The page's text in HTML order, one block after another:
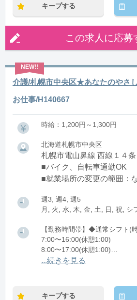
キープする
この求人に応募
介護/札幌市中央区★あなたのやさ
お仕事/H140667
時給：1,200円～1,300円
北海道札幌市中央区
札幌市電山鼻線 西線１４
■バイク、自転車通勤OK
■就業場所の変更の範囲：
週3, 週4, 週5
月, 火, 水, 木, 金, 土, 日, 祝, シ
【勤務時間帯】◆通常シフト(
7:00〜16:00(休憩1:00)
8:00〜17:00(休憩1:00)
12:00〜21:00(休憩1:00)
...続きを見る
キープする